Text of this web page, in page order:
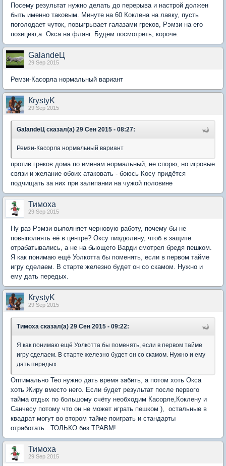
Посему результат нужно делать до перерыва и настрой должен
быть именно таковым. Минуте на 60 Коклена на лавку, пусть
поголодает чуток, повыгрызает галазами греков, Рэмзи на его
позицию,а Окса на фланг. Будем посмотреть, короче.
GalandeЦ
29 Sep 2015
Ремзи-Касорла нормальный вариант
КrystyK
29 Sep 2015
GalandeЦ сказал(а) 29 Сен 2015 - 08:27:
Ремзи-Касорла нормальный вариант
против греков дома по именам нормальный, не спорю, но игровые
связи и желание обоих атаковать - боюсь Косу придётся
подчищать за них при залипании на чужой половине
Тимоха
29 Sep 2015
Ну раз Рэмзи выполняет черновую работу, почему бы не
повыполнять её в центре? Оксу пиздюлину, чтоб в защите
отрабатывались, а не на бьющего Варди смотрел бредя пешком.
Я как понимаю ещё Уолкотта бы поменять, если в первом тайме
игру сделаем. В старте железно будет он со скамом. Нужно и
ему дать передых.
КrystyK
29 Sep 2015
Тимоха сказал(а) 29 Сен 2015 - 09:22:
Я как понимаю ещё Уолкотта бы поменять, если в первом тайме
игру сделаем. В старте железно будет он со скамом. Нужно и ему
дать передых.
Оптимально Тео нужно дать время забить, а потом хоть Окса
хоть Жиру вместо него. Если будет результат после первого
тайма отдых по большому счёту необходим Касорле,Коклену и
Санчесу потому что он не может играть пешком ), остальные в
квадрат могут во втором тайме поиграть и стандарты
отработать...ТОЛЬКО без ТРАВМ!
Тимоха
29 Sep 2015